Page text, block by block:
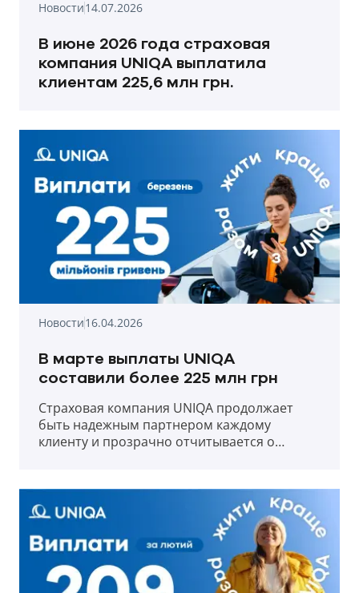
Новости14.07.2026
В июне 2026 года страховая
компания UNIQA выплатила
клиентам 225,6 млн грн.
Новости16.04.2026
В марте выплаты UNIQA
составили более 225 млн грн
Страховая компания UNIQA продолжает
быть надежным партнером каждому
клиенту и прозрачно отчитывается о